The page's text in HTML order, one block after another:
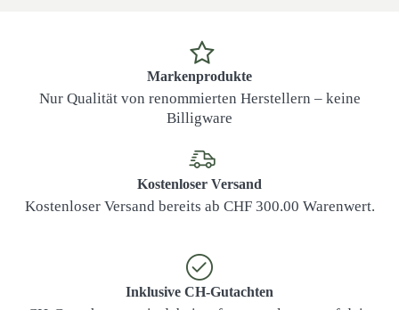
Markenprodukte
Nur Qualität von renommierten Herstellern – keine
Billigware
Kostenloser Versand
Kostenloser Versand bereits ab CHF 300.00 Warenwert.
Inklusive CH-Gutachten